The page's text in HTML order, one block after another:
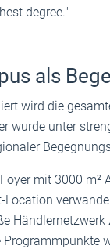
degree."
als
wird die
wurde unter
mit 3000
Location